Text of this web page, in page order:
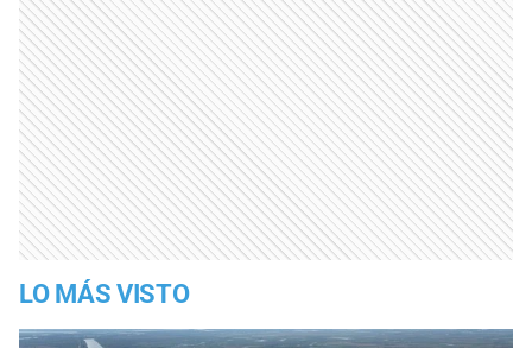
LO MÁS VISTO